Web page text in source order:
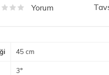
Yorum
45 cm
3°